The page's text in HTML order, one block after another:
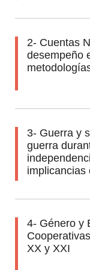
2- Cuentas
desempeño
3- Guerra y
guerra
implicancias
4- Género y
XX y XXI